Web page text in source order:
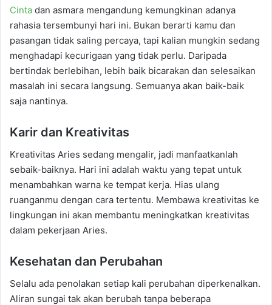
Cinta dan asmara mengandung kemungkinan adanya
rahasia tersembunyi hari ini. Bukan berarti kamu dan
pasangan tidak saling percaya, tapi kalian mungkin sedang
menghadapi kecurigaan yang tidak perlu. Daripada
bertindak berlebihan, lebih baik bicarakan dan selesaikan
masalah ini secara langsung. Semuanya akan baik-baik
saja nantinya.
Karir dan Kreativitas
Kreativitas Aries sedang mengalir, jadi manfaatkanlah
sebaik-baiknya. Hari ini adalah waktu yang tepat untuk
menambahkan warna ke tempat kerja. Hias ulang
ruanganmu dengan cara tertentu. Membawa kreativitas ke
lingkungan ini akan membantu meningkatkan kreativitas
dalam pekerjaan Aries.
Kesehatan dan Perubahan
Selalu ada penolakan setiap kali perubahan diperkenalkan.
Aliran sungai tak akan berubah tanpa beberapa